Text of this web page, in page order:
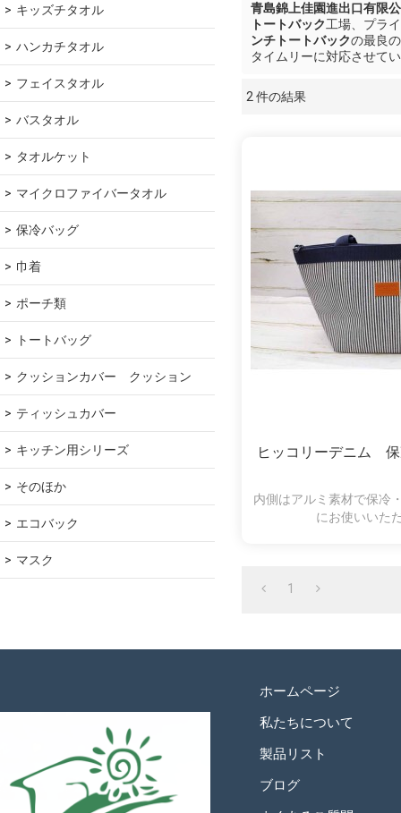
キッズチタオル
ハンカチタオル
フェイスタオル
バスタオル
タオルケット
マイクロファイバータオル
保冷バッグ
巾着
ポーチ類
トートバッグ
クッションカバー　クッション
ティッシュカバー
キッチン用シリーズ
そのほか
エコバック
マスク
青島錦上佳園進出口有限
トートバック工場、プラ
ンチトートバックの最良
タイムリーに対応させて
2 件の結果
ショーケース
ヒッコリーデニム
内側はアルミ素材で保冷
にお使いいた
1
ホームページ
私たちについて
製品リスト
ブログ